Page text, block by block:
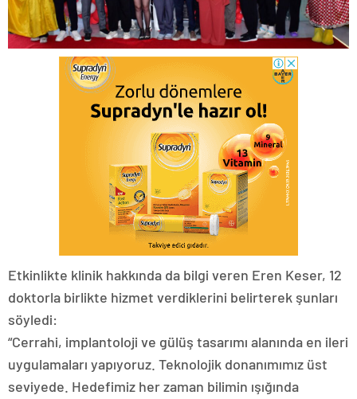
Etkinlikte klinik hakkında da bilgi veren Eren Keser, 12
doktorla birlikte hizmet verdiklerini belirterek şunları
söyledi:
“Cerrahi, implantoloji ve gülüş tasarımı alanında en ileri
uygulamaları yapıyoruz. Teknolojik donanımımız üst
seviyede. Hedefimiz her zaman bilimin ışığında